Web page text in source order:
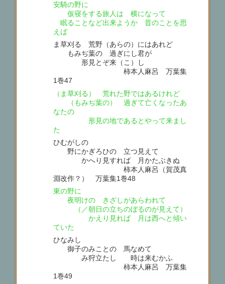
安騎の野に
仮寝をする旅人は 横になって
眠ることなど出来ようか 昔のことを思
えば
ま草刈る 荒野（あらの）にはあれど
もみぢ葉の 過ぎにし君が
形見とぞ来（こ）し
柿本人麻呂 万葉集
1巻47
（ま草刈る） 荒れた野ではあるけれど
（もみぢ葉の） 過ぎて亡くなったあ
なたの
形見の地であるとやって来まし
た
ひむがしの
野にかぎろひの 立つ見えて
かへり見すれば 月かたぶきぬ
柿本人麻呂（賀茂真
淵改作？） 万葉集1巻48
東の野に
夜明けの きざしがあらわれて
（／朝日の立ちのぼるのが見えて）
かえり見れば 月は西へと傾い
ていた
ひなみし
御子のみことの 馬なめて
み狩立たしゝ 時は来むかふ
柿本人麻呂 万葉集
1巻49